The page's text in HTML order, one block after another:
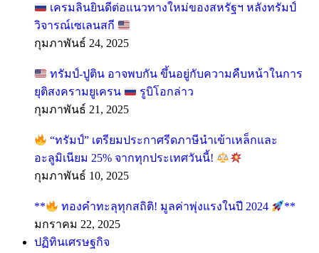
เครมลินยินดีต่อแนวทางใหม่ของสหรัฐฯ หลังทรัมป์
วิจารณ์เซเลนสกี
กุมภาพันธ์ 24, 2025
ทรัมป์-ปูติน อาจพบกัน ขึ้นอยู่กับความคืบหน้าในการ
ยุติสงครามยูเครน
รูบิโอกล่าว
กุมภาพันธ์ 21, 2025
“ทรัมป์” เตรียมประกาศรีดภาษีนำเข้าเหล็กและ
อะลูมิเนียม 25% จากทุกประเทศวันนี้!
กุมภาพันธ์ 10, 2025
** ทองคำทะลุทุกสถิติ! มูลค่าพุ่งแรงในปี 2024
**
มกราคม 22, 2025
ปฏิทินเศรษฐกิจ